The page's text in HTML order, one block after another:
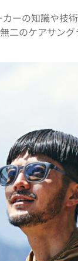
ーの知識や技
二のケアサング